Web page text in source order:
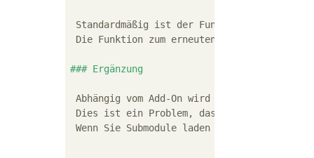
Standardmäßig ist der Funktion "Skripte
Die Funktion zum erneuten Laden von
### Ergänzung
Abhängig vom Add-On wird es
Dies ist ein Problem, das dadurch
Wenn Sie Submodule laden möchten, wenn